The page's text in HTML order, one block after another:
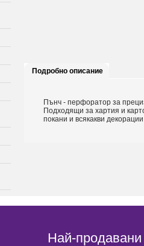
Подробно описание
Пънч - перфоратор за
Подходящи за хартия и
покани и всякакви
Най-продавани